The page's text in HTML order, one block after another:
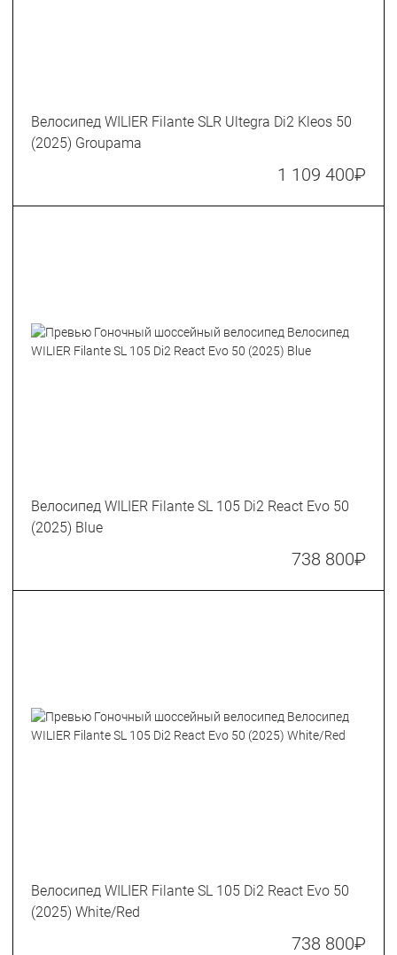
Велосипед WILIER Filante SLR Ultegra Di2 Kleos 50
(2025) Groupama
1 109 400₽
Велосипед WILIER Filante SL 105 Di2 React Evo 50
(2025) Blue
738 800₽
Велосипед WILIER Filante SL 105 Di2 React Evo 50
(2025) White/Red
738 800₽